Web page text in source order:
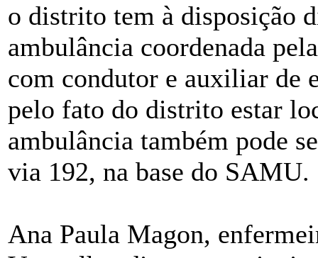
o distrito tem à disposição
ambulância coordenada
com condutor e auxiliar de
pelo fato do distrito estar
ambulância também pode
via 192, na base do SAMU.
Ana Paula Magon,